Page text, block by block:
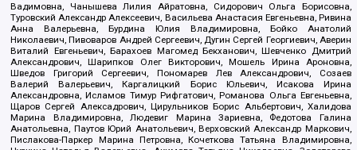
Вадимовна, Чанышева Лилия Айратовна, Сидорович Ольга Борисовна,
Туровский Александр Алексеевич, Васильева Анастасия Евгеньевна, Ривина
Анна Валерьевна, Бурдина Юлия Владимировна, Бойко Анатолий
Николаевич, Пивоваров Андрей Сергеевич, Дугин Сергей Георгиевич, Аверин
Виталий Евгеньевич, Барахоев Магомед Бекханович, Шевченко Дмитрий
Александрович, Шарипков Олег Викторович, Мошель Ирина Ароновна,
Шведов Григорий Сергеевич, Пономарев Лев Александрович, Созаев
Валерий Валерьевич, Каргалицкий Борис Юльевич, Исакова Ирина
Александровна, Исламов Тимур Рифгатович, Романова Ольга Евгеньевна,
Щаров Сергей Алексадрович, Цирульников Борис Альбертович, Халидова
Марина Владимировна, Людевиг Марина Зариевна, Федотова Галина
Анатольевна, Паутов Юрий Анатольевич, Верховский Александр Маркович,
Пислакова-Паркер Марина Петровна, Кочеткова Татьяна Владимировна,